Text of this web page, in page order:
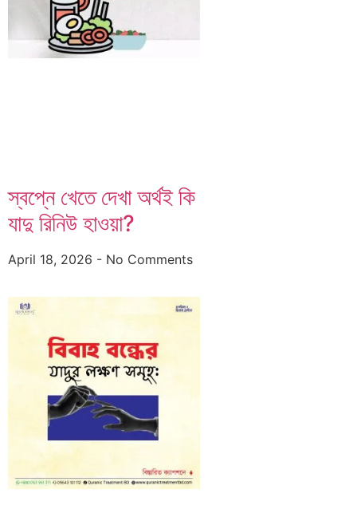
স্বপ্নে খেতে দেখা অর্থই কি
যাদু রিনিউ হাওয়া?
April 18, 2026 No Comments